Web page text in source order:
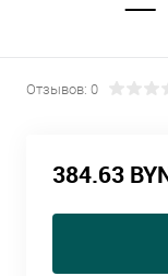
Отзывов: 0
384.63